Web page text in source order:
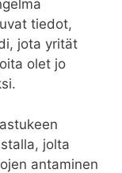
tiedot,
jota yrität
olet jo
jolta
antaminen